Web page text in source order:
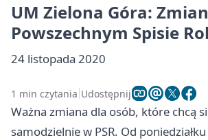
UM Zielona Góra:
Powszechnym Spisie
24 listopada 2020
1 min czytania Udostępnij
Ważna zmiana dla osób, które chcą
samodzielnie w PSR. Od